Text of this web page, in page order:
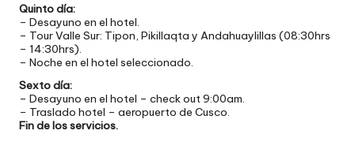
Quinto día:
– Desayuno en el hotel.
– Tour Valle Sur: Tipon, Pikillaqta y Andahuaylillas (08:30hrs
– 14:30hrs).
– Noche en el hotel seleccionado.
Sexto día:
– Desayuno en el hotel – check out 9:00am.
– Traslado hotel – aeropuerto de Cusco.
Fin de los servicios.